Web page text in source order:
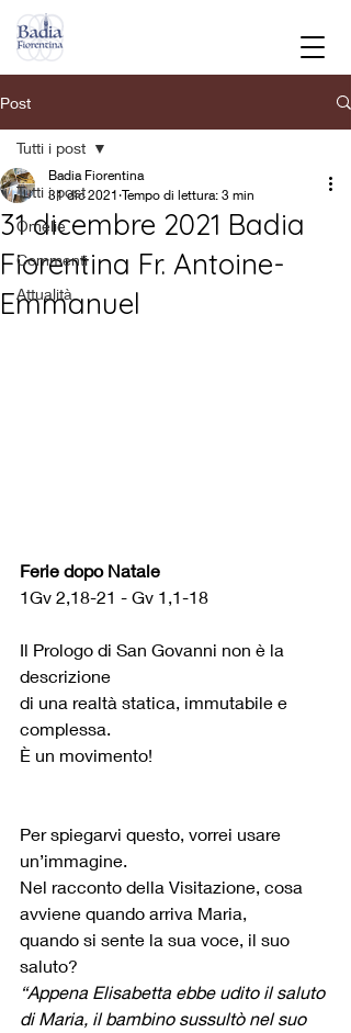
Post
Tutti i post
Omelie
Commenti
Attualità
Tutti i post
31 dicembre 2021 Badia
Fiorentina Fr. Antoine-
Emmanuel
Badia Fiorentina
31 dic 2021 Tempo di lettura: 3 min
Ferie dopo Natale
1Gv 2,18-21 - Gv 1,1-18
Il Prologo di San Govanni non è la
descrizione
di una realtà statica, immutabile e
complessa.
È un movimento!
Per spiegarvi questo, vorrei usare
un’immagine.
Nel racconto della Visitazione, cosa
avviene quando arriva Maria,
quando si sente la sua voce, il suo
saluto?
“Appena Elisabetta ebbe udito il saluto
di Maria, il bambino sussultò nel suo